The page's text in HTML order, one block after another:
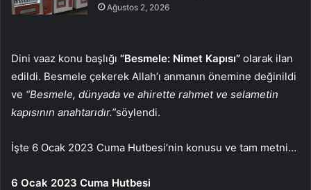
Ağustos 2, 2026
Dini vaaz konu başlığı “Besmele: Nimet Kapısı” olarak ilan
edildi. Besmele çekerek Allah’ı anmanın önemine değinildi
ve “Besmele, dünyada ve ahirette rahmet ve selametin
kapısının anahtarıdır.”söylendi.
İşte 6 Ocak 2023 Cuma Hutbesi’nin konusu ve tam metni…
6 Ocak 2023 Cuma Hutbesi